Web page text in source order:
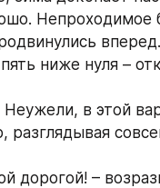
Непроходимое
ниже нуля –
в этой
разглядывая
дорогой! –